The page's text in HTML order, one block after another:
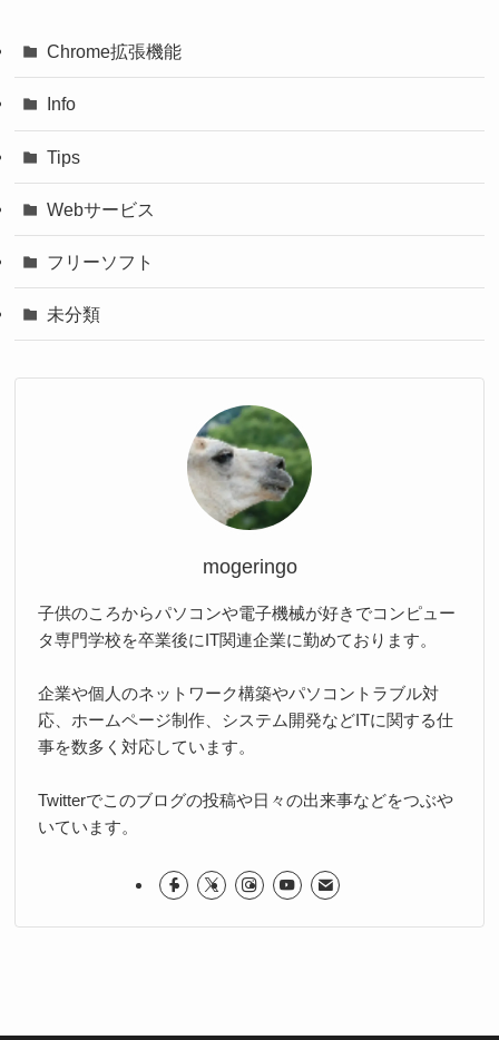
Chrome拡張機能
Info
Tips
Webサービス
フリーソフト
未分類
mogeringo
子供のころからパソコンや電子機械が好きでコンピュー
タ専門学校を卒業後にIT関連企業に勤めております。
企業や個人のネットワーク構築やパソコントラブル対
応、ホームページ制作、システム開発などITに関する仕
事を数多く対応しています。
Twitterでこのブログの投稿や日々の出来事などをつぶや
いています。